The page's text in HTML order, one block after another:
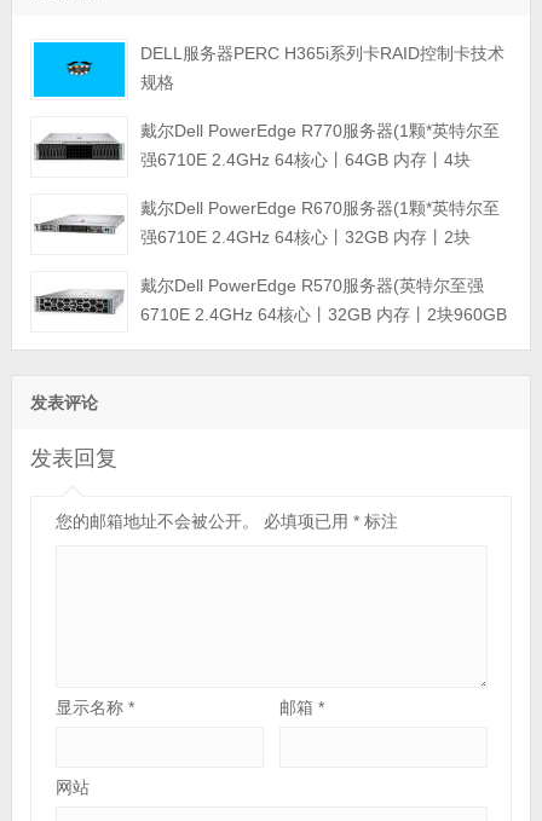
DELL服务器PERC H365i系列卡RAID控制卡技术
规格
戴尔Dell PowerEdge R770服务器(1颗*英特尔至
强6710E 2.4GHz 64核心丨64GB 内存丨4块
800W双电源丨三年保修)戴尔Dell PowerEdge R670服务器(1颗*英特尔至
强6710E 2.4GHz 64核心丨32GB 内存丨2块
800W双电源丨三年保修)戴尔Dell PowerEdge R570服务器(英特尔至强
6710E 2.4GHz 64核心丨32GB 内存丨2块960GB
发表评论
发表回复
您的邮箱地址不会被公开。 必填项已用 *标注
显示名称 * 邮箱*
网站